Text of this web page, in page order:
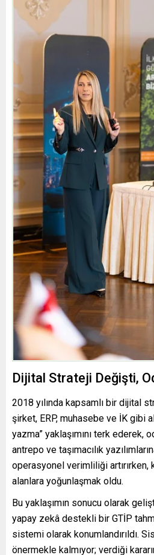
Dijital Strateji Değişti,
2018 yılında kapsamlı bir dijital
şirket, ERP, muhasebe ve İK gibi
yazma” yaklaşımını terk ederek,
antrepo ve taşımacılık
operasyonel verimliliği
alanlara yoğunlaşmak oldu.
Bu yaklaşımın sonucu olarak
yapay zekâ destekli bir GTİP
sistemi olarak konumlandırıldı.
önermekle kalmıyor; verdiği